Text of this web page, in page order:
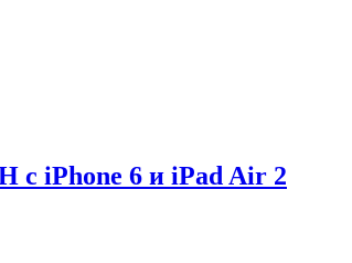
с iPhone 6 и iPad Air 2